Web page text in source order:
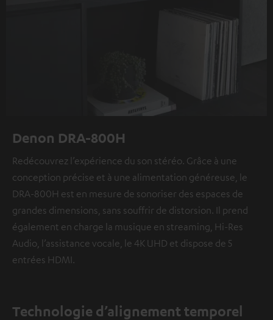
Denon DRA-800H
Redécouvrez l’expérience du son stéréo. Grâce à une
conception précise et à une alimentation généreuse, le
DRA-800H est en mesure de sonoriser des espaces de
grandes dimensions, sans souffrir de distorsion. Il prend
également en charge la musique en streaming, Hi-Res
Audio, l’assistance vocale, le 4K UHD et dispose de 5
entrées HDMI.
Technologie d’alignement temporel